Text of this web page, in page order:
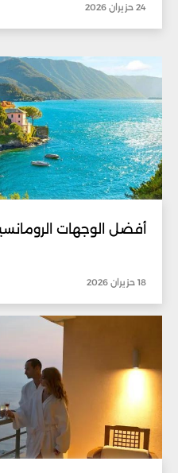
24 حزيران 2026
أفضل الوجهات
18 حزيران 2026